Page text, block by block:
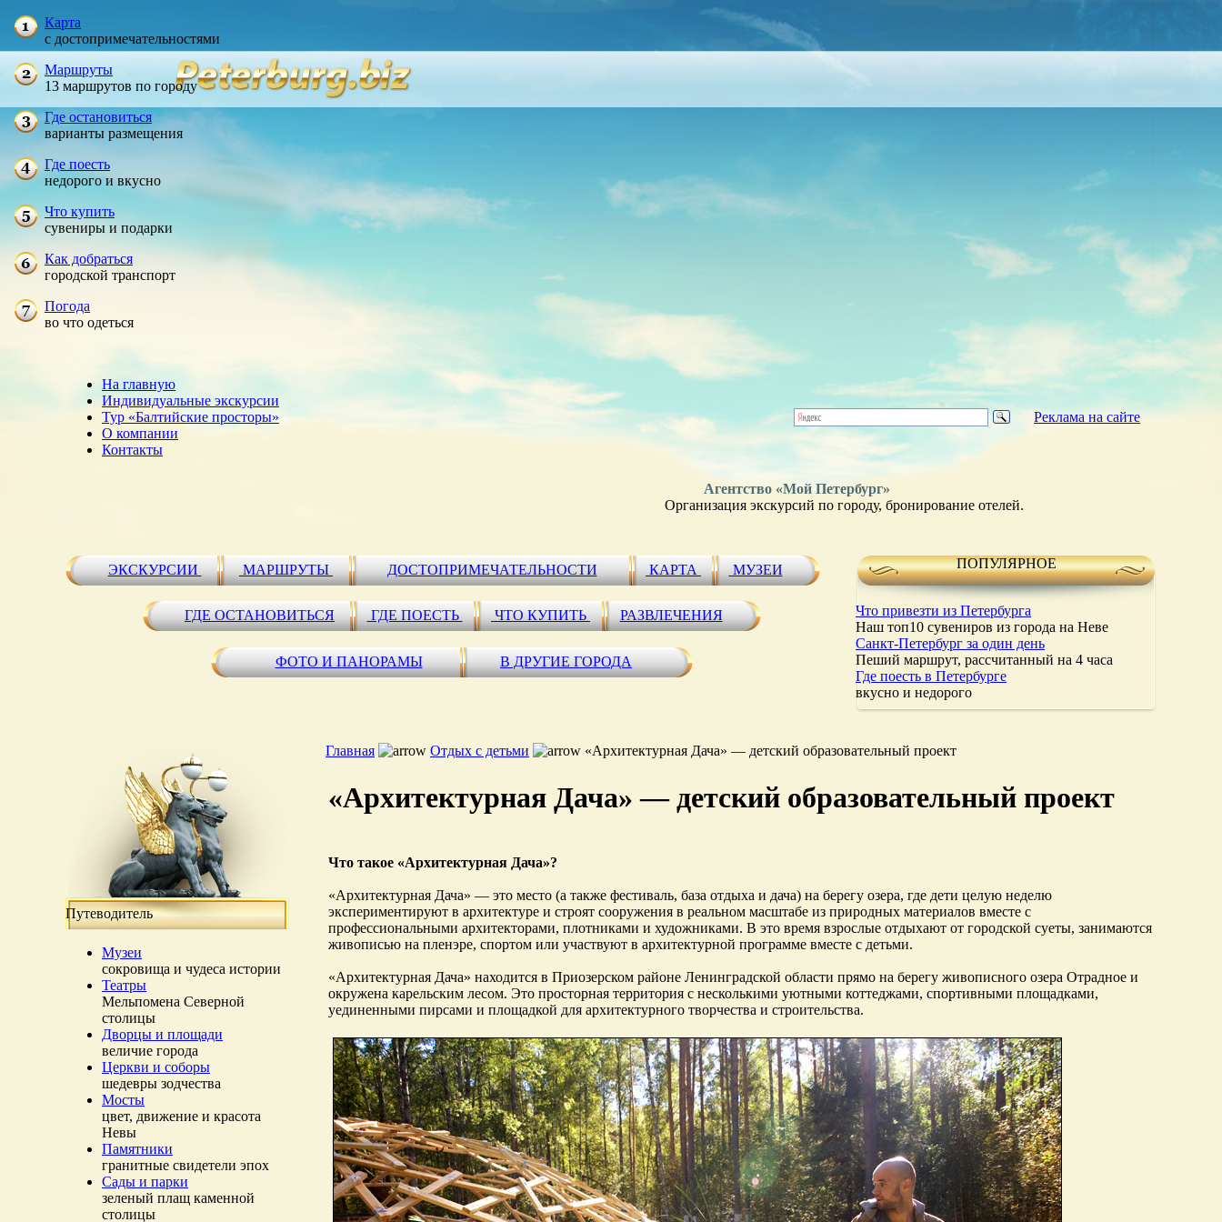
Карта
с достопримечательностями
Маршруты
13 маршрутов по городу
Где остановиться
варианты размещения
Где поесть
недорого и вкусно
Что купить
сувениры и подарки
Как добраться
городской транспорт
Погода
во что одеться
На главную
Индивидуальные экскурсии
Тур «Балтийские просторы»
О компании
Контакты
Реклама на сайте
Агентство «Мой Петербург»
Организация экскурсий по городу, бронирование отелей.
ЭКСКУРСИИ МАРШРУТЫ ДОСТОПРИМЕЧАТЕЛЬНОСТИ КАРТА МУЗЕИ
ГДЕ ОСТАНОВИТЬСЯ ГДЕ ПОЕСТЬ ЧТО КУПИТЬ РАЗВЛЕЧЕНИЯ
ФОТО И ПАНОРАМЫ В ДРУГИЕ ГОРОДА
ПОПУЛЯРНОЕ
Что привезти из Петербурга
Наш топ10 сувениров из города на Неве
Санкт-Петербург за один день
Пеший маршрут, рассчитанный на 4 часа
Где поесть в Петербурге
вкусно и недорого
Путеводитель
Музеи
сокровища и чудеса истории
Театры
Мельпомена Северной
столицы
Дворцы и площади
величие города
Церкви и соборы
шедевры зодчества
Мосты
цвет, движение и красота
Невы
Памятники
гранитные свидетели эпох
Сады и парки
зеленый плащ каменной
столицы
Главная Отдых с детьми «Архитектурная Дача» — детский образовательный проект
«Архитектурная Дача» — детский образовательный проект
Что такое «Архитектурная Дача»?
«Архитектурная Дача» — это место (а также фестиваль, база отдыха и дача) на берегу озера, где дети целую неделю
экспериментируют в архитектуре и строят сооружения в реальном масштабе из природных материалов вместе с
профессиональными архитекторами, плотниками и художниками. В это время взрослые отдыхают от городской суеты, занимаются
живописью на пленэре, спортом или участвуют в архитектурной программе вместе с детьми.
«Архитектурная Дача» находится в Приозерском районе Ленинградской области прямо на берегу живописного озера Отрадное и
окружена карельским лесом. Это просторная территория с несколькими уютными коттеджами, спортивными площадками,
уединенными пирсами и площадкой для архитектурного творчества и строительства.